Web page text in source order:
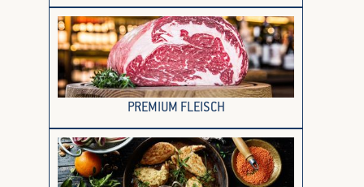
PREMIUM FLEISCH